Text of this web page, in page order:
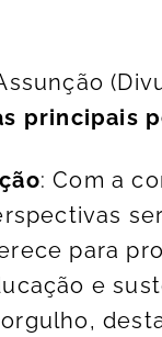
principais
: Com a
para
e